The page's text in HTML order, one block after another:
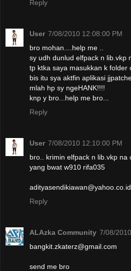
Reply
User 7/08/2010 12:08:00 PM
bro mohan....help me ..
sy udh dunlud elfpack n lib.vkp
tp ktka saya masukkan k folder
bis itu sya aktfin aplikasi
mlah hp sy ngeHANK!!!!
knp y bro...help me bro...
Reply
User 7/08/2010 12:10:00 PM
bro.. krimin elfpack n lib.vkp na
yang bwat w910 rifa035
adityasendikiawan@yahoo.co.id
Reply
ALAzka Community 7/08/
bangkit.zkaterz@gmail.com
send me bro